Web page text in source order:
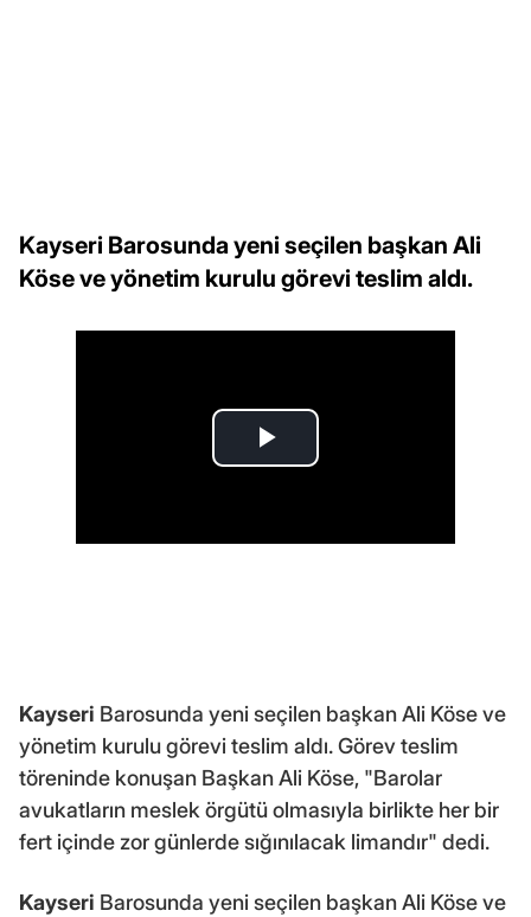
Kayseri Barosunda yeni seçilen başkan Ali
Köse ve yönetim kurulu görevi teslim aldı.
Kayseri Barosunda yeni seçilen başkan Ali Köse ve
yönetim kurulu görevi teslim aldı. Görev teslim
töreninde konuşan Başkan Ali Köse, "Barolar
avukatların meslek örgütü olmasıyla birlikte her bir
fert içinde zor günlerde sığınılacak limandır" dedi.
Kayseri Barosunda yeni seçilen başkan Ali Köse ve